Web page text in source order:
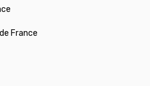
France